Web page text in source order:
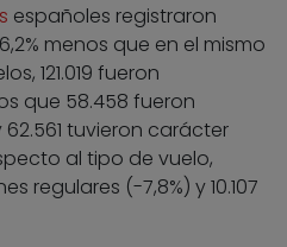
españoles registraron
menos que en el mismo
121.019 fueron
que 58.458 fueron
tuvieron carácter
al tipo de vuelo,
regulares (-7,8%) y 10.107